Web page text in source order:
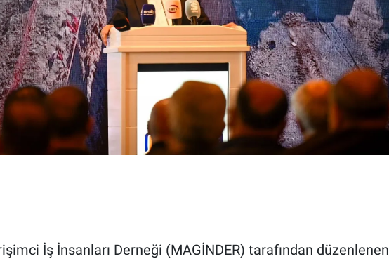
İş İnsanları Derneği (MAGİNDER) tarafından düzenlenen